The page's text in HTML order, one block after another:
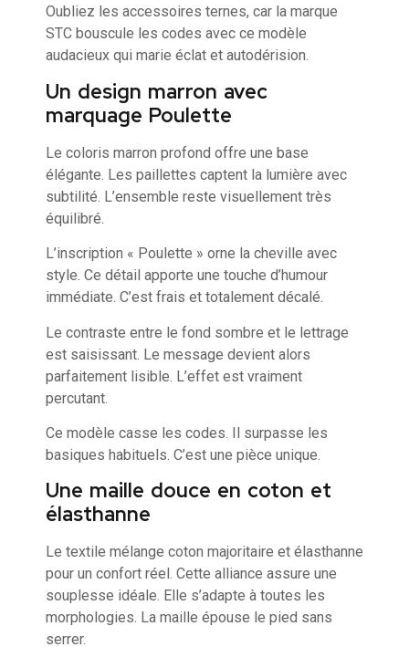
Oubliez les accessoires ternes, car la marque
STC bouscule les codes avec ce modèle
audacieux qui marie éclat et autodérision.
Un design marron avec
marquage Poulette
Le coloris marron profond offre une base
élégante. Les paillettes captent la lumière avec
subtilité. L’ensemble reste visuellement très
équilibré.
L’inscription « Poulette » orne la cheville avec
style. Ce détail apporte une touche d’humour
immédiate. C’est frais et totalement décalé.
Le contraste entre le fond sombre et le lettrage
est saisissant. Le message devient alors
parfaitement lisible. L’effet est vraiment
percutant.
Ce modèle casse les codes. Il surpasse les
basiques habituels. C’est une pièce unique.
Une maille douce en coton et
élasthanne
Le textile mélange coton majoritaire et élasthanne
pour un confort réel. Cette alliance assure une
souplesse idéale. Elle s’adapte à toutes les
morphologies. La maille épouse le pied sans
serrer.